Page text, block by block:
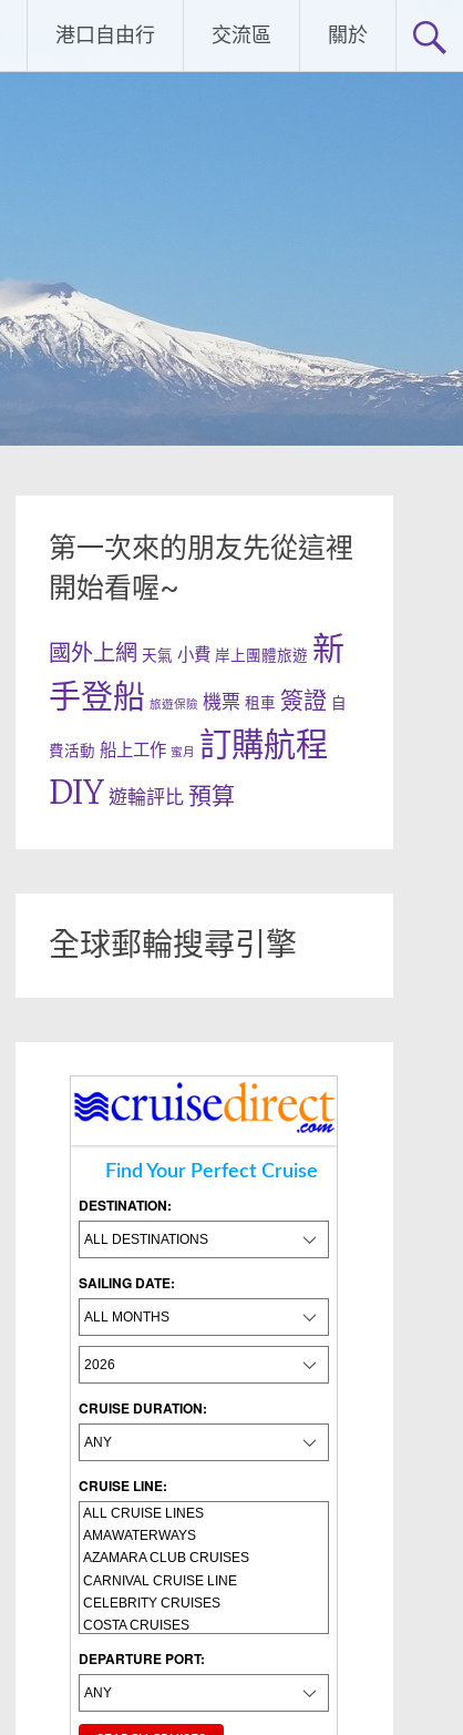
港口自由行 交流區 關於
第一次來的朋友先從這裡
開始看喔~
國外上網 天氣 小費 岸上團體旅遊 新
手登船 旅遊保險 機票 租車 簽證 自
費活動 船上工作 蜜月 訂購航程
DIY遊輪評比預算
全球郵輪搜尋引擎
Find Your Perfect Cruise
DESTINATION:
SAILING DATE:
CRUISE DURATION:
CRUISE LINE:
DEPARTURE PORT: